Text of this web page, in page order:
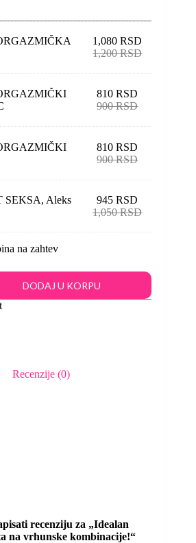
1,200RSD
1,080RSD
900RSD
810RSD
900RSD
810RSD
SEKSA, Aleks
1,050RSD
945RSD
na zahtev
DODAJ U KORPU
Recenzije (0)
recenziju za „Idealan
na vrhunske kombinacije!“